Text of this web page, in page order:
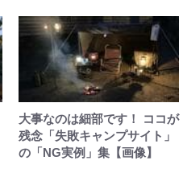
大事なのは細部です！ ココが
残念「失敗キャンプサイト」
の「NG実例」集【画像】